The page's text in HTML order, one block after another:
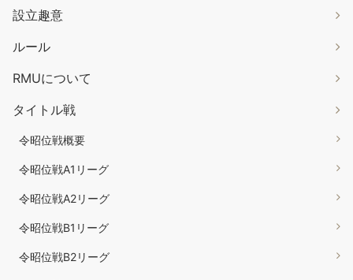
設立趣意
ルール
RMUについて
タイトル戦
令昭位戦概要
令昭位戦A1リーグ
令昭位戦A2リーグ
令昭位戦B1リーグ
令昭位戦B2リーグ